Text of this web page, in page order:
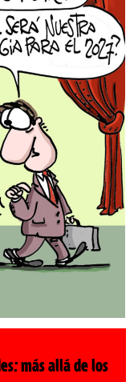
más allá de los